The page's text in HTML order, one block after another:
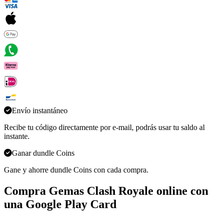
Envío instantáneo
Recibe tu código directamente por e-mail, podrás usar tu saldo al
instante.
Ganar dundle Coins
Gane y ahorre dundle Coins con cada compra.
Compra Gemas Clash Royale online con
una Google Play Card